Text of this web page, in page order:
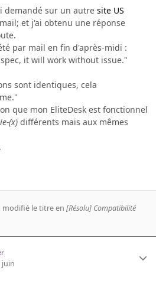
demandé sur un autre site US
et j'ai obtenu une réponse
par mail en fin d'après-midi :
it will work without issue."
sont identiques, cela
que mon EliteDesk est fonctionnel
(x) différents mais aux mêmes
le titre en [Résolu] Compatibilité
juin